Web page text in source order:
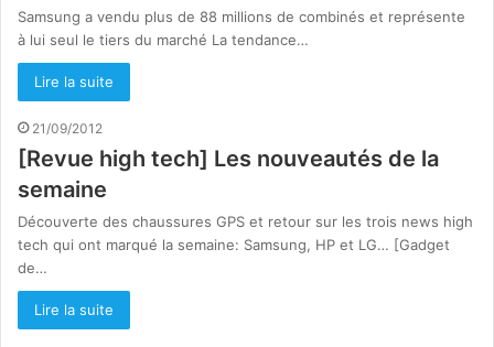
Samsung a vendu plus de 88 millions de combinés et représente
à lui seul le tiers du marché La tendance…
Lire la suite
21/09/2012
[Revue high tech] Les nouveautés de la
semaine
Découverte des chaussures GPS et retour sur les trois news high
tech qui ont marqué la semaine: Samsung, HP et LG… [Gadget
de…
Lire la suite